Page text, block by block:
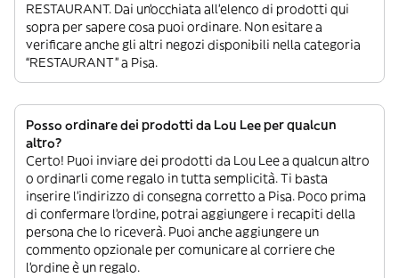
RESTAURANT. Dai un’occhiata all’elenco di prodotti qui
sopra per sapere cosa puoi ordinare. Non esitare a
verificare anche gli altri negozi disponibili nella categoria
“RESTAURANT” a Pisa.
Posso ordinare dei prodotti da Lou Lee per qualcun
altro?
Certo! Puoi inviare dei prodotti da Lou Lee a qualcun altro
o ordinarli come regalo in tutta semplicità. Ti basta
inserire l’indirizzo di consegna corretto a Pisa. Poco prima
di confermare l’ordine, potrai aggiungere i recapiti della
persona che lo riceverà. Puoi anche aggiungere un
commento opzionale per comunicare al corriere che
l’ordine è un regalo.